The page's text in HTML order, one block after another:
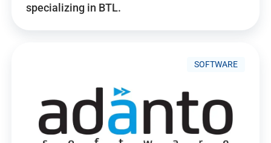
specializing in BTL.
SOFTWARE